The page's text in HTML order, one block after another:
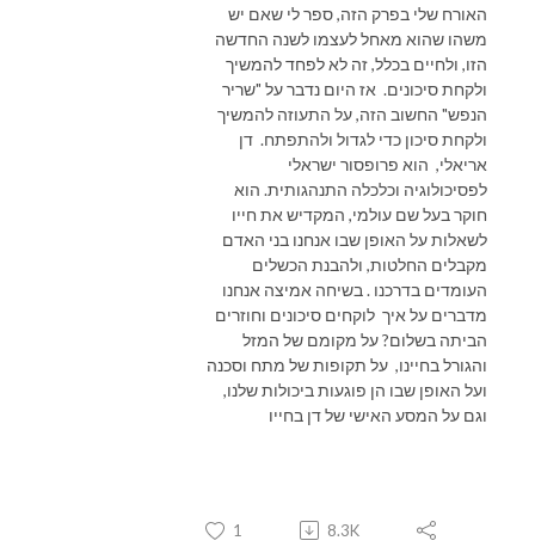
האורח שלי בפרק הזה, ספר לי שאם יש
משהו שהוא מאחל לעצמו לשנה החדשה
הזו, ולחיים בכלל, זה לא לפחד להמשיך
ולקחת סיכונים. אז היום נדבר על "שריר
הנפש" החשוב הזה, על התעוזה להמשיך
ולקחת סיכון כדי לגדול ולהתפתח. דן
אריאלי, הוא פרופסור ישראלי
לפסיכולוגיה וכלכלה התנהגותית. הוא
חוקר בעל שם עולמי, המקדיש את חייו
לשאלות על האופן שבו אנחנו בני האדם
מקבלים החלטות, ולהבנת הכשלים
העומדים בדרכנו . בשיחה אמיצה אנחנו
מדברים על איך לוקחים סיכונים וחוזרים
הביתה בשלום? על מקומם של המזל
והגורל בחיינו, על תקופות של מתח וסכנה
ועל האופן שבו הן פוגעות ביכולות שלנו,
וגם על המסע האישי של דן בחייו
1 8.3K